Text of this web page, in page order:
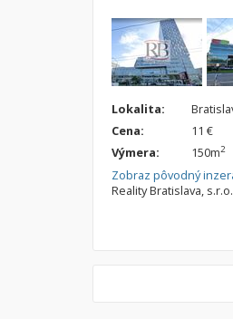
4 a viac izbové byty
Lokalita:
Cena:
11 €
Výmera:
150m2
Zobraz pôvodný
Reality Bratislava, s.r.o.